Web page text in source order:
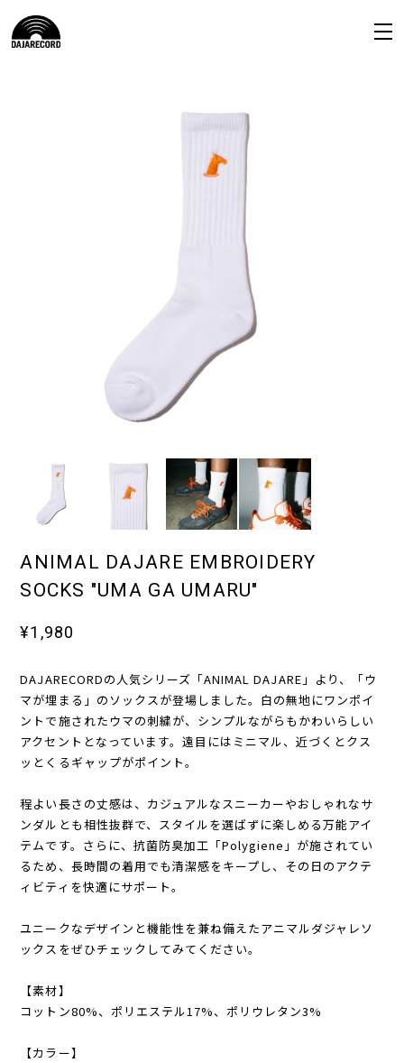
ANIMAL DAJARE EMBROIDERY
SOCKS "UMA GA UMARU"
¥1,980
DAJARECORDの人気シリーズ「ANIMAL DAJARE」より、「ウ
マが埋まる」のソックスが登場しました。白の無地にワンポイ
ントで施されたウマの刺繍が、シンプルながらもかわいらしい
アクセントとなっています。遠目にはミニマル、近づくとクス
ッとくるギャップがポイント。
程よい長さの丈感は、カジュアルなスニーカーやおしゃれなサ
ンダルとも相性抜群で、スタイルを選ばずに楽しめる万能アイ
テムです。さらに、抗菌防臭加工「Polygiene」が施されてい
るため、長時間の着用でも清潔感をキープし、その日のアクテ
ィビティを快適にサポート。
ユニークなデザインと機能性を兼ね備えたアニマルダジャレソ
ックスをぜひチェックしてみてください。
【素材】
コットン80%、ポリエステル17%、ポリウレタン3%
【カラー】